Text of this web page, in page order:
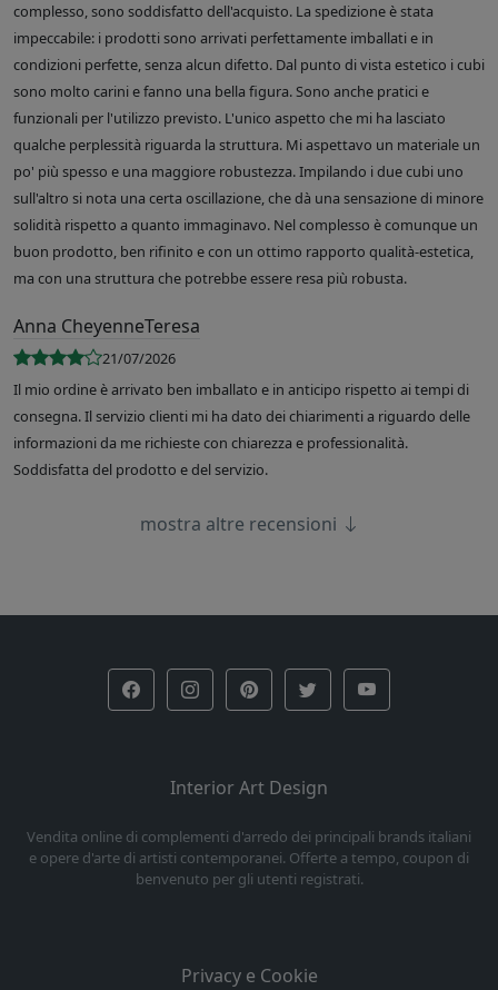
complesso, sono soddisfatto dell'acquisto. La spedizione è stata
impeccabile: i prodotti sono arrivati perfettamente imballati e in
condizioni perfette, senza alcun difetto. Dal punto di vista estetico i cubi
sono molto carini e fanno una bella figura. Sono anche pratici e
funzionali per l'utilizzo previsto. L'unico aspetto che mi ha lasciato
qualche perplessità riguarda la struttura. Mi aspettavo un materiale un
po' più spesso e una maggiore robustezza. Impilando i due cubi uno
sull'altro si nota una certa oscillazione, che dà una sensazione di minore
solidità rispetto a quanto immaginavo. Nel complesso è comunque un
buon prodotto, ben rifinito e con un ottimo rapporto qualità-estetica,
ma con una struttura che potrebbe essere resa più robusta.
Anna CheyenneTeresa
21/07/2026
Il mio ordine è arrivato ben imballato e in anticipo rispetto ai tempi di
consegna. Il servizio clienti mi ha dato dei chiarimenti a riguardo delle
informazioni da me richieste con chiarezza e professionalità.
Soddisfatta del prodotto e del servizio.
mostra altre recensioni
Interior Art Design
Vendita online di complementi d'arredo dei principali brands italiani
e opere d'arte di artisti contemporanei. Offerte a tempo, coupon di
benvenuto per gli utenti registrati.
Privacy e Cookie